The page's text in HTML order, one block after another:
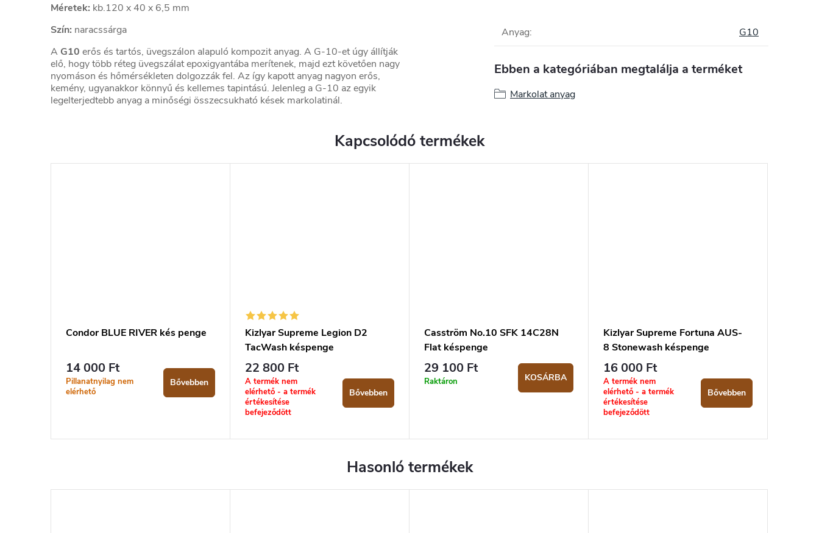
Méretek: kb.120 x 40 x 6,5 mm
Szín: naracssárga
A G10 erős és tartós, üvegszálon alapuló kompozit anyag. A G-10-et úgy állítják
elő, hogy több réteg üvegszálat epoxigyantába merítenek, majd ezt követően nagy
nyomáson és hőmérsékleten dolgozzák fel. Az így kapott anyag nagyon erős,
kemény, ugyanakkor könnyű és kellemes tapintású. Jelenleg a G-10 az egyik
legelterjedtebb anyag a minőségi összecsukható kések markolatinál.
Anyag: G10
Ebben a kategóriában megtalálja a terméket
Markolat anyag
Kapcsolódó termékek
Condor BLUE RIVER kés penge
14 000 Ft
Pillanatnyilag nem
elérhető
Bővebben
Kizlyar Supreme Legion D2
TacWash késpenge
22 800 Ft
A termék nem
elérhető - a termék
értékesítése
befejeződött
Bővebben
Casström No.10 SFK 14C28N
Flat késpenge
29 100 Ft
Raktáron KOSÁRBA
Kizlyar Supreme Fortuna AUS-
8 Stonewash késpenge
16 000 Ft
A termék nem
elérhető - a termék
értékesítése
befejeződött
Bővebben